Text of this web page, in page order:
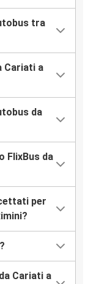
tra
Cariati a
da
FlixBus da
per
Cariati a